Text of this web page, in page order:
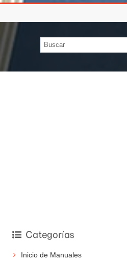
Categorías
Inicio de Manuales